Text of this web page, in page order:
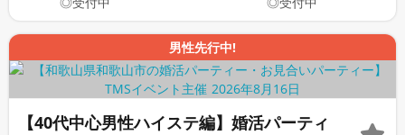
男性先行中!
【40代中心男性ハイステ編】婚活パーティ